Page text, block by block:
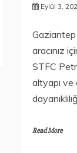
Eylül 3,
aracınız
STFC
altyapı
Read More